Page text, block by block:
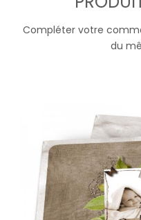
Compléter votre
du